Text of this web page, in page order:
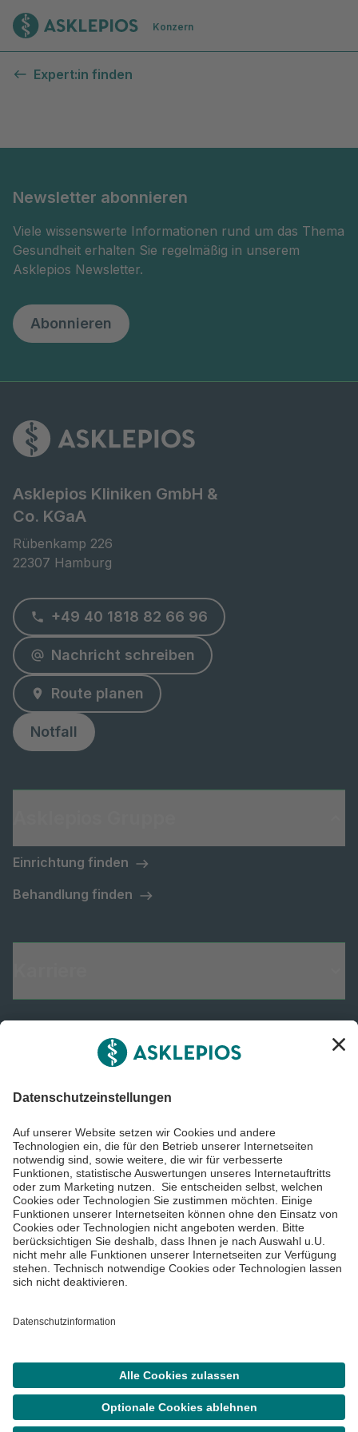
Zur Startseite
Konzern
Expert:in finden
Newsletter abonnieren
Viele wissenswerte Informationen rund um das Thema
Gesundheit erhalten Sie regelmäßig in unserem
Asklepios Newsletter.
Abonnieren
Asklepios Kliniken GmbH &
Co. KGaA
Rübenkamp 226
22307 Hamburg
+49 40 1818 82 66 96
Nachricht schreiben
Route planen
Notfall
Einrichtung finden
Behandlung finden
Informiert bleiben
Impressum
Datenschutzinformationen
Barrierefreiheit
©Asklepios Kliniken GmbH & Co. KGaA 2026